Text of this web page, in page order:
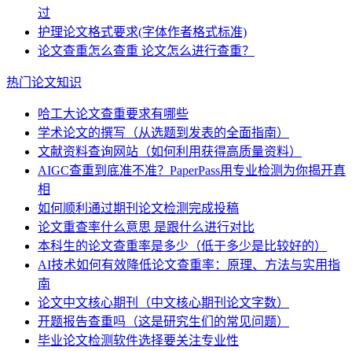
过
护理论文格式要求(字体作者格式标准)
论文查重怎么查重 论文怎么进行查重？
热门论文知识
哈工大论文查重要求有哪些
学术论文的撰写（从选题到发表的全面指南）
文献资料查询网站（如何利用获得高质量资料）
AIGC查重到底准不准？PaperPass用专业检测为你揭开真
相
如何顺利通过期刊论文检测完成投稿
论文重查率什么意思 是跟什么进行对比
本科生的论文查重率是多少（低于多少是比较好的）
AI技术如何有效降低论文查重率：原理、方法与实用指
南
论文中文核心期刊（中文核心期刊论文字数）
开题报告查重吗（这是研究生们的常见问题）
毕业论文检测软件选择要关注专业性